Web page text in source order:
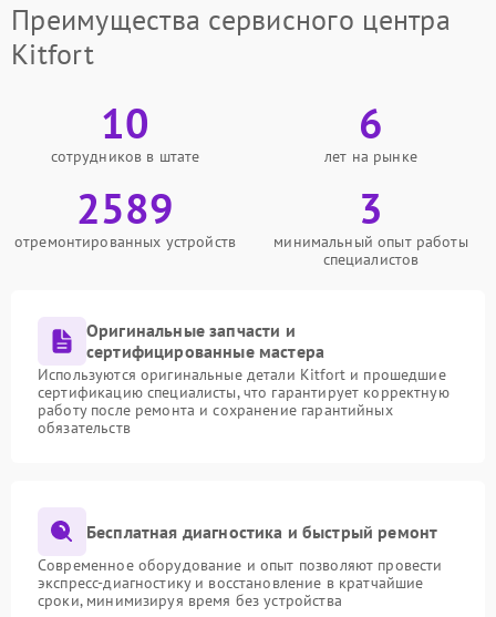
Преимущества сервисного центра
Kitfort
10
сотрудников в штате
6
лет на рынке
2589
отремонтированных устройств
3
минимальный опыт работы
специалистов
Оригинальные запчасти и
сертифицированные мастера
Используются оригинальные детали Kitfort и прошедшие
сертификацию специалисты, что гарантирует корректную
работу после ремонта и сохранение гарантийных
обязательств
Бесплатная диагностика и быстрый ремонт
Современное оборудование и опыт позволяют провести
экспресс-диагностику и восстановление в кратчайшие
сроки, минимизируя время без устройства